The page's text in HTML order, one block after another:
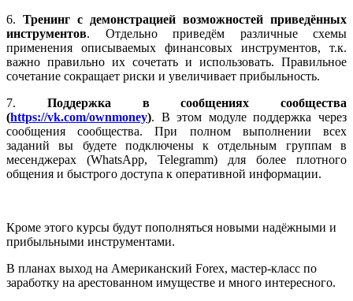
6. Тренинг с демонстрацией возможностей приведённых
инструментов. Отдельно приведём различные схемы
применения описываемых финансовых инструментов, т.к.
важно правильно их сочетать и использовать. Правильное
сочетание сокращает риски и увеличивает прибыльность.
7. Поддержка в сообщениях сообщества
(https://vk.com/ownmoney). В этом модуле поддержка через
сообщения сообщества. При полном выполнении всех
заданий вы будете подключены к отдельным группам в
месенджерах (WhatsApp, Telegramm) для более плотного
общения и быстрого доступа к оперативной информации.
Кроме этого курсы будут пополняться новыми надёжными и
прибыльными инструментами.
В планах выход на Американский Forex, мастер-класс по
заработку на арестованном имуществе и много интересного.